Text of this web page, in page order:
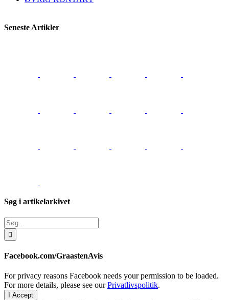
Seneste Artikler
Søg i artikelarkivet
Søg
efter:
Facebook.com/GraastenAvis
For privacy reasons Facebook needs your permission to be loaded.
For more details, please see ourPrivatlivspolitik.
I Accept